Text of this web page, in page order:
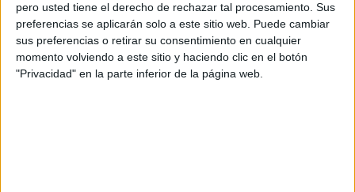
pero usted tiene el derecho de rechazar tal procesamiento. Sus
preferencias se aplicarán solo a este sitio web. Puede cambiar
sus preferencias o retirar su consentimiento en cualquier
momento volviendo a este sitio y haciendo clic en el botón
"Privacidad" en la parte inferior de la página web.
RelatedPosts
Se multiplican en Marruecos las
convocatorias para una entrada masiva a
España